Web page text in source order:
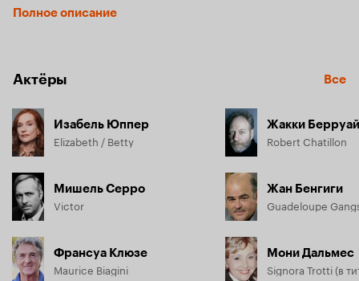
Без труда выбрав и соблазнив подходящую жертву,
общий «семейный» котел. Но однажды в сети попадает
симпатичный наркопосредник с чемоданом - сейфом,
Полное описание
Актёры Все
Изабель Юппер
Elizabeth / Betty
Мишель Серро
Victor
Франсуа Клюзе
Maurice Biagini
Жакки
Robert Chatillon
Жан Бенгиги
Guadeloupe
Мони Дальмес